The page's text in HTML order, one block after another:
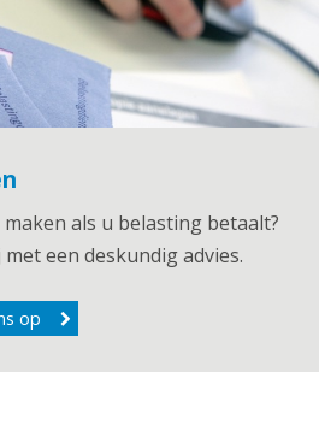
als u belasting betaalt?
een deskundig advies.
op